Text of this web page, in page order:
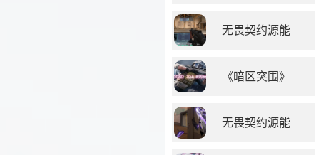
无畏契约源能
《暗区突围》
无畏契约源能